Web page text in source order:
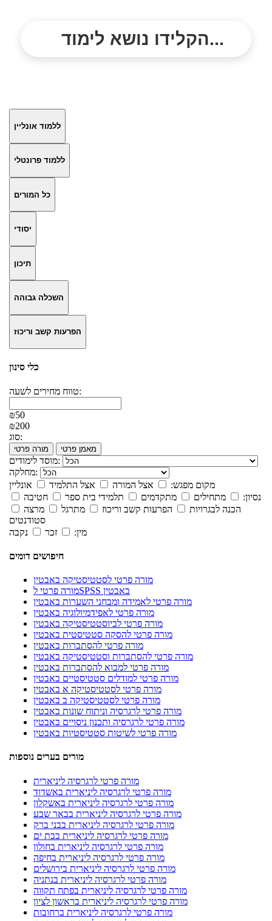
הקלידו נושא לימוד...
ללמוד אונליין
ללמוד פרונטלי
כל המורים
יסודי
תיכון
השכלה גבוהה
הפרעות קשב וריכוז
כלי סינון
טווח מחירים לשעה:
₪50
₪200
סוג:
מורה פרטי מאמן פרטי
מוסד לימודים:
מחלקה:
מקום מפגש:
אצל המורה אצל התלמיד
אונליין
נסיון:
מתחילים מתקדמים תלמידי בית ספר
חטיבה
הכנה לבגרויות
הפרעות קשב וריכוז מתרגל
מרצה
סטודנטים
מין:
זכר נקבה
חיפושים דומים
מורה פרטי לסטטיסטיקה באבטין
מורה פרטי לSPSS באבטין
מורה פרטי לאמידה ומבחני השערות באבטין
מורה פרטי לאפידמיולוגיה באבטין
מורה פרטי לביוסטטיסטיקה באבטין
מורה פרטי להסקה סטטיסטית באבטין
מורה פרטי להסתברות באבטין
מורה פרטי להסתברות וסטטיסטיקה באבטין
מורה פרטי למבוא להסתברות באבטין
מורה פרטי למודלים סטטיסטיים באבטין
מורה פרטי לסטטיסטיקה א באבטין
מורה פרטי לסטטיסטיקה ב באבטין
מורה פרטי לרגרסיה וניתוח שונות באבטין
מורה פרטי לרגרסיה ותכנון ניסויים באבטין
מורה פרטי לשיטות סטטיסטיות באבטין
מורים בערים נוספות
מורה פרטי לרגרסיה ליניארית
מורה פרטי לרגרסיה ליניארית באשדוד
מורה פרטי לרגרסיה ליניארית באשקלון
מורה פרטי לרגרסיה ליניארית בבאר שבע
מורה פרטי לרגרסיה ליניארית בבני ברק
מורה פרטי לרגרסיה ליניארית בבת ים
מורה פרטי לרגרסיה ליניארית בחולון
מורה פרטי לרגרסיה ליניארית בחיפה
מורה פרטי לרגרסיה ליניארית בירושלים
מורה פרטי לרגרסיה ליניארית בנתניה
מורה פרטי לרגרסיה ליניארית בפתח תקווה
מורה פרטי לרגרסיה ליניארית בראשון לציון
מורה פרטי לרגרסיה ליניארית ברחובות